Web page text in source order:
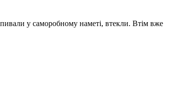
у саморобному наметі, втекли. Втім вже